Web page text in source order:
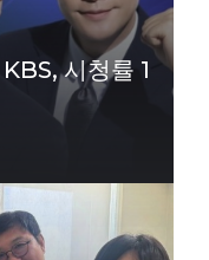
시청률 1